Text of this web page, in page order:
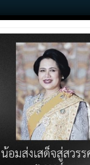
, 02-732-1800 ,
Click